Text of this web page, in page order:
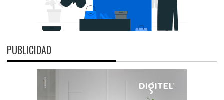
PUBLICIDAD